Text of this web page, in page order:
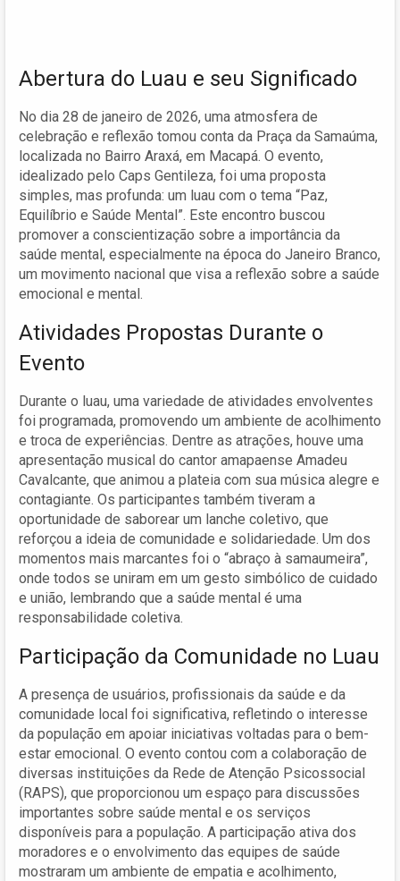
Abertura do Luau e seu Significado
No dia 28 de janeiro de 2026, uma atmosfera de
celebração e reflexão tomou conta da Praça da Samaúma,
localizada no Bairro Araxá, em Macapá. O evento,
idealizado pelo Caps Gentileza, foi uma proposta
simples, mas profunda: um luau com o tema “Paz,
Equilíbrio e Saúde Mental”. Este encontro buscou
promover a conscientização sobre a importância da
saúde mental, especialmente na época do Janeiro Branco,
um movimento nacional que visa a reflexão sobre a saúde
emocional e mental.
Atividades Propostas Durante o
Evento
Durante o luau, uma variedade de atividades envolventes
foi programada, promovendo um ambiente de acolhimento
e troca de experiências. Dentre as atrações, houve uma
apresentação musical do cantor amapaense Amadeu
Cavalcante, que animou a plateia com sua música alegre e
contagiante. Os participantes também tiveram a
oportunidade de saborear um lanche coletivo, que
reforçou a ideia de comunidade e solidariedade. Um dos
momentos mais marcantes foi o “abraço à samaumeira”,
onde todos se uniram em um gesto simbólico de cuidado
e união, lembrando que a saúde mental é uma
responsabilidade coletiva.
Participação da Comunidade no Luau
A presença de usuários, profissionais da saúde e da
comunidade local foi significativa, refletindo o interesse
da população em apoiar iniciativas voltadas para o bem-
estar emocional. O evento contou com a colaboração de
diversas instituições da Rede de Atenção Psicossocial
(RAPS), que proporcionou um espaço para discussões
importantes sobre saúde mental e os serviços
disponíveis para a população. A participação ativa dos
moradores e o envolvimento das equipes de saúde
mostraram um ambiente de empatia e acolhimento,